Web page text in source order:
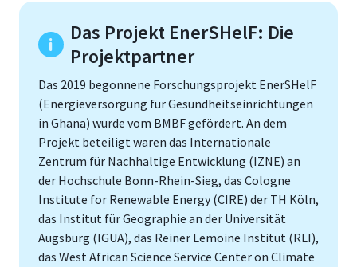
Das Projekt EnerSHelF: Die
Projektpartner
Das 2019 begonnene Forschungsprojekt EnerSHelF
(Energieversorgung für Gesundheitseinrichtungen
in Ghana) wurde vom BMBF gefördert. An dem
Projekt beteiligt waren das Internationale
Zentrum für Nachhaltige Entwicklung (IZNE) an
der Hochschule Bonn-Rhein-Sieg, das Cologne
Institute for Renewable Energy (CIRE) der TH Köln,
das Institut für Geographie an der Universität
Augsburg (IGUA), das Reiner Lemoine Institut (RLI),
das West African Science Service Center on Climate